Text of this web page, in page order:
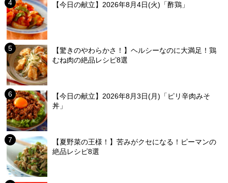
【今日の献立】2026年8月4日(火)「酢鶏」
【驚きのやわらかさ！】ヘルシーなのに大満足！鶏
むね肉の絶品レシピ8選
【今日の献立】2026年8月3日(月)「ピリ辛肉みそ
丼」
【夏野菜の王様！】苦みがクセになる！ピーマンの
絶品レシピ8選